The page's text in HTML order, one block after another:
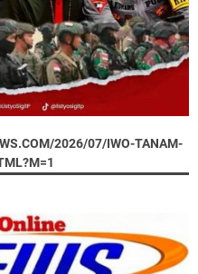
2026/07/IWO-TANAM-